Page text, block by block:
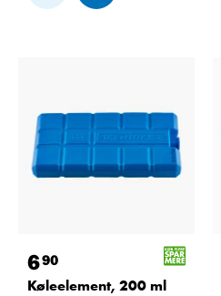
690
Køleelement, 200 ml